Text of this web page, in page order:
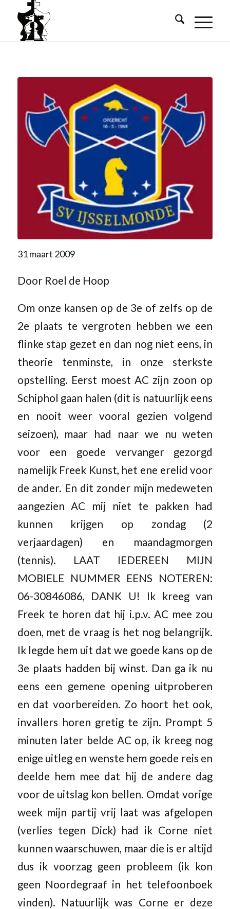
31 maart 2009
Door Roel de Hoop
Om onze kansen op de 3e of zelfs op de
2e plaats te vergroten hebben we een
flinke stap gezet en dan nog niet eens, in
theorie tenminste, in onze sterkste
opstelling. Eerst moest AC zijn zoon op
Schiphol gaan halen (dit is natuurlijk eens
en nooit weer vooral gezien volgend
seizoen), maar had naar we nu weten
voor een goede vervanger gezorgd
namelijk Freek Kunst, het ene erelid voor
de ander. En dit zonder mijn medeweten
aangezien AC mij niet te pakken had
kunnen krijgen op zondag (2
verjaardagen) en maandagmorgen
(tennis). LAAT IEDEREEN MIJN
MOBIELE NUMMER EENS NOTEREN:
06-30846086, DANK U! Ik kreeg van
Freek te horen dat hij i.p.v. AC mee zou
doen, met de vraag is het nog belangrijk.
Ik legde hem uit dat we goede kans op de
3e plaats hadden bij winst. Dan ga ik nu
eens een gemene opening uitproberen
en dat voorbereiden. Zo hoort het ook,
invallers horen gretig te zijn. Prompt 5
minuten later belde AC op, ik kreeg nog
enige uitleg en wenste hem goede reis en
deelde hem mee dat hij de andere dag
voor de uitslag kon bellen. Omdat vorige
week mijn partij vrij laat was afgelopen
(verlies tegen Dick) had ik Corne niet
kunnen waarschuwen, maar die is er altijd
dus ik voorzag geen probleem (ik kon
geen Noordegraaf in het telefoonboek
vinden). Natuurlijk was Corne er deze